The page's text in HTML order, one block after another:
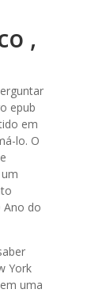
,
epub
em
lo. O
do
York
uma